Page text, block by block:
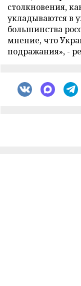
столкновения,
укладываются в
большинства
мнение, что
подражания», -